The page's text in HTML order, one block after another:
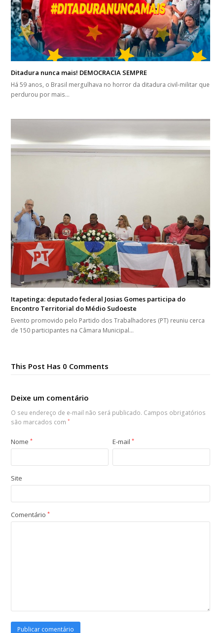
Ditadura nunca mais! DEMOCRACIA SEMPRE
Há 59 anos, o Brasil mergulhava no horror da ditadura civil-militar que
perdurou por mais…
Itapetinga: deputado federal Josias Gomes participa do
Encontro Territorial do Médio Sudoeste
Evento promovido pelo Partido dos Trabalhadores (PT) reuniu cerca
de 150 participantes na Câmara Municipal…
This Post Has 0 Comments
Deixe um comentário
O seu endereço de e-mail não será publicado. Campos obrigatórios
são marcados com*
Nome* E-mail*
Site
Comentário*